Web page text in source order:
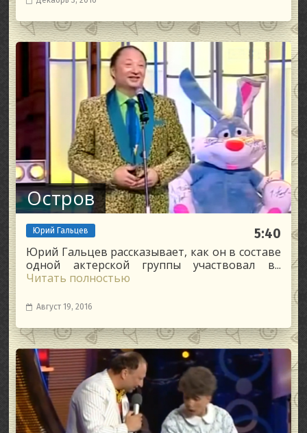
Остров
Юрий Гальцев 5:40
Юрий Гальцев рассказывает, как он в составе
одной актерской группы участвовал в...
Читать полностью
Август 19, 2016